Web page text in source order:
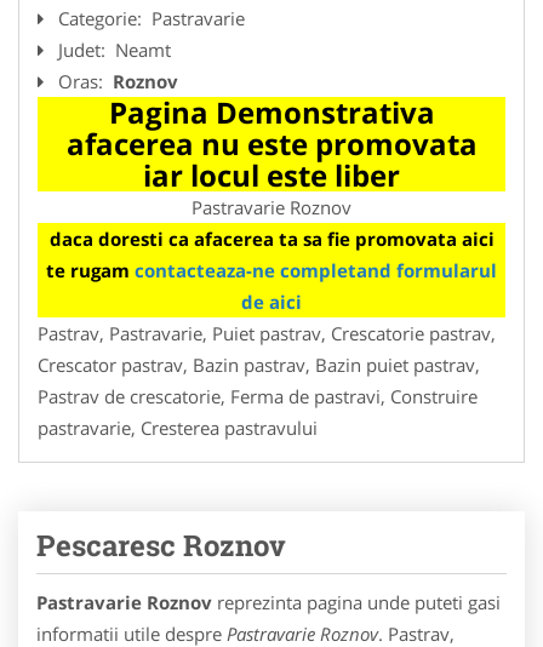
Categorie: Pastravarie
Judet: Neamt
Oras: Roznov
Pagina Demonstrativa
afacerea nu este promovata
iar locul este liber
Pastravarie Roznov
daca doresti ca afacerea ta sa fie promovata aici
te rugam contacteaza-ne completand formularul
de aici
Pastrav, Pastravarie, Puiet pastrav, Crescatorie pastrav,
Crescator pastrav, Bazin pastrav, Bazin puiet pastrav,
Pastrav de crescatorie, Ferma de pastravi, Construire
pastravarie, Cresterea pastravului
Pescaresc Roznov
Pastravarie Roznov reprezinta pagina unde puteti gasi
informatii utile despre Pastravarie Roznov. Pastrav,